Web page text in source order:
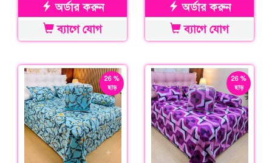
অর্ডার করুন
ব্যাগে যোগ
অর্ডার করুন
ব্যাগে যোগ
26 %
ছাড়
26 %
ছাড়